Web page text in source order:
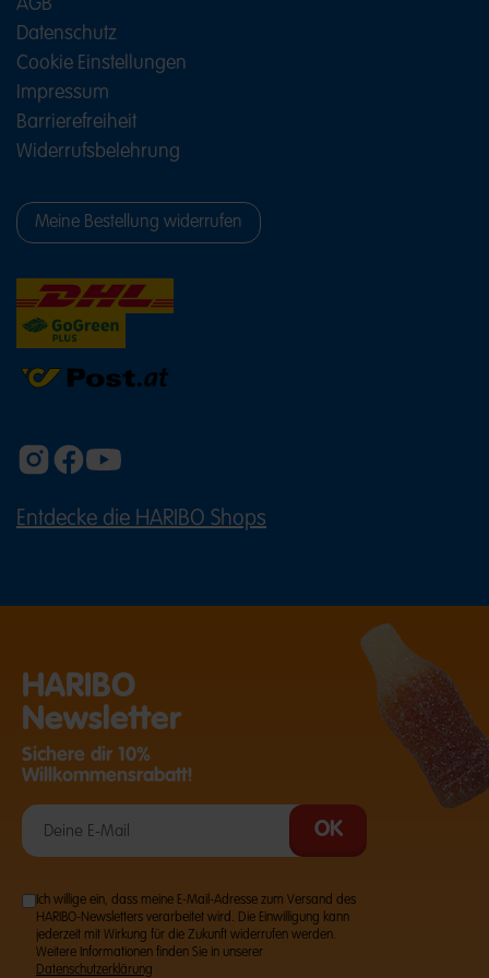
AGB
Datenschutz
Cookie Einstellungen
Impressum
Barrierefreiheit
Widerrufsbelehrung
Meine Bestellung widerrufen
Entdecke die HARIBO Shops
HARIBO
Newsletter
Sichere dir 10%
Willkommensrabatt!
Ich willige ein, dass meine E-Mail-Adresse zum Versand des
HARIBO-Newsletters verarbeitet wird. Die Einwilligung kann
jederzeit mit Wirkung für die Zukunft widerrufen werden.
Weitere Informationen finden Sie in unserer
Datenschutzerklärung